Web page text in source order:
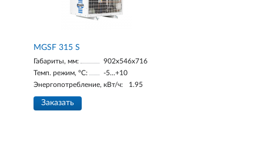
МGSF 315 S
Габариты, мм:
902x546x716
Темп. режим, °С:
-5...+10
Энергопотребление, кВт/ч:
1.95
Заказать